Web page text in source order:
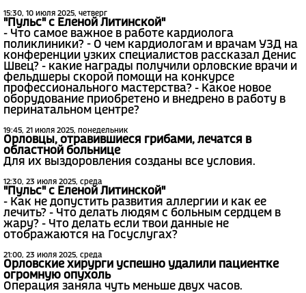
15:30, 10 июля 2025, четверг
"Пульс" с Еленой Литинской"
- Что самое важное в работе кардиолога
поликлиники? - О чем кардиологам и врачам УЗД на
конференции узких специалистов рассказал Денис
Швец? - какие награды получили орловские врачи и
фельдшеры скорой помощи на конкурсе
профессионального мастерства? - Какое новое
оборудование приобретено и внедрено в работу в
перинатальном центре?
19:45, 21 июля 2025, понедельник
Орловцы, отравившиеся грибами, лечатся в
областной больнице
Для их выздоровления созданы все условия.
12:30, 23 июля 2025, среда
"Пульс" с Еленой Литинской"
- Как не допустить развития аллергии и как ее
лечить? - Что делать людям с больным сердцем в
жару? - Что делать если твои данные не
отображаются на Госуслугах?
21:00, 23 июля 2025, среда
Орловские хирурги успешно удалили пациентке
огромную опухоль
Операция заняла чуть меньше двух часов.